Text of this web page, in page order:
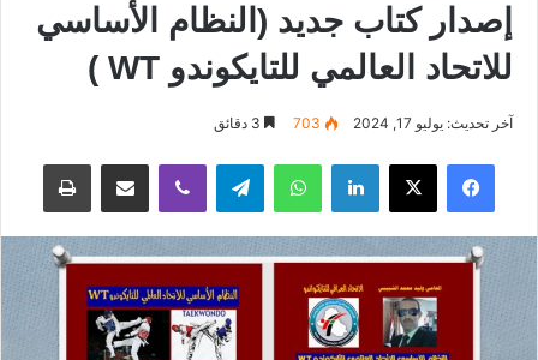
إصدار كتاب جديد (النظام الأساسي
للاتحاد العالمي للتايكوندو WT )
آخر تحديث: يوليو 17, 2024 703
فيسبوك لينكدإن واتساب